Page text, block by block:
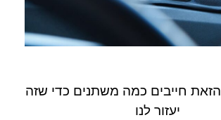
חייבים כמה משתנים כדי שזה
יעזור לנו